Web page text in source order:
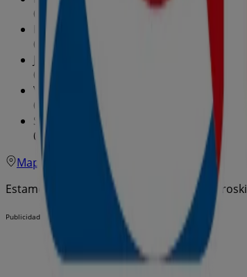
09:00 - 21:30
Miércoles
09:00 - 21:30
Jueves
09:00 - 21:30
Viernes
09:00 - 21:30
Sábado
09:00 - 21:30
Mapa
971135716
Estamos a punto de publicar ofertas de Eroski
Publicidad